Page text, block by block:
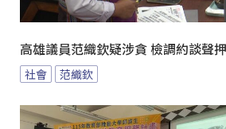
高雄議員范織欽疑涉貪 檢調約談聲
社會 范織欽